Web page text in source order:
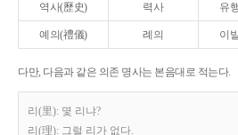
역사(歷史) 력사 유
예의(禮儀) 례의 이
다만, 다음과 같은 의존 명사는 본음대로 적는다.
리(里): 몇 리냐?
리(理): 그럴 리가 없다.